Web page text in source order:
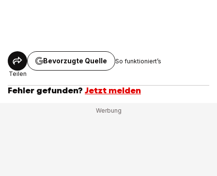
Teilen
Bevorzugte Quelle So funktioniert’s
Fehler gefunden? Jetzt melden